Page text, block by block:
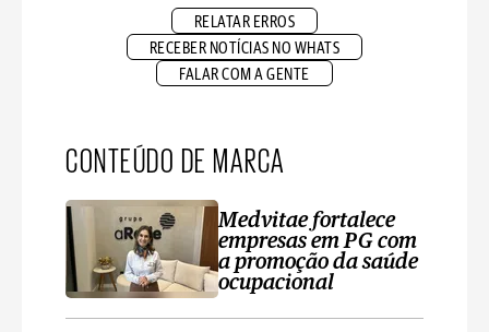
RELATAR ERROS
RECEBER NOTÍCIAS NO WHATS
FALAR COM A GENTE
CONTEÚDO DE MARCA
Medvitae fortalece
empresas em PG com
a promoção da saúde
ocupacional